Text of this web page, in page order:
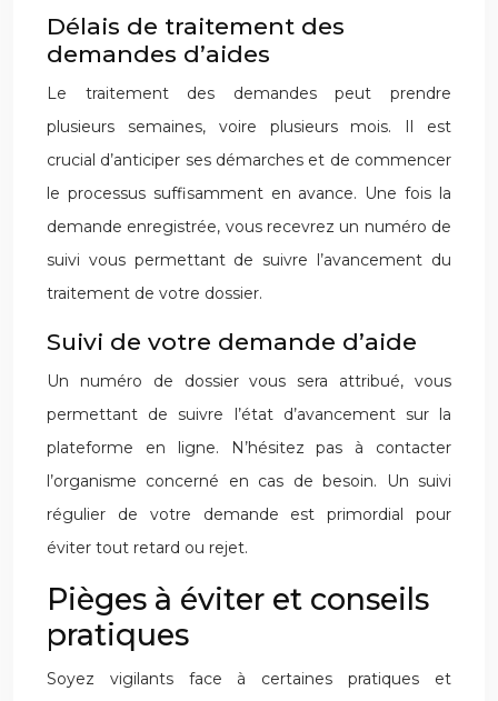
Délais de traitement des
demandes d’aides
Le traitement des demandes peut prendre
plusieurs semaines, voire plusieurs mois. Il est
crucial d’anticiper ses démarches et de commencer
le processus suffisamment en avance. Une fois la
demande enregistrée, vous recevrez un numéro de
suivi vous permettant de suivre l’avancement du
traitement de votre dossier.
Suivi de votre demande d’aide
Un numéro de dossier vous sera attribué, vous
permettant de suivre l’état d’avancement sur la
plateforme en ligne. N’hésitez pas à contacter
l’organisme concerné en cas de besoin. Un suivi
régulier de votre demande est primordial pour
éviter tout retard ou rejet.
Pièges à éviter et conseils
pratiques
Soyez vigilants face à certaines pratiques et